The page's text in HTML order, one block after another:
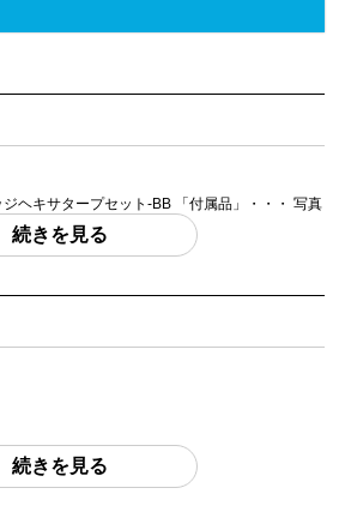
ヘキサタープセット-BB 「付属品」・・・ 写真
）
ださいませ。
続きを見る
15 2F
続きを見る